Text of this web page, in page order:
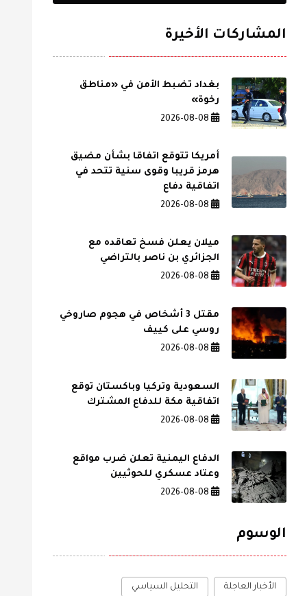
المشاركات الأخيرة
بغداد تضبط الأمن في «مناطق
رخوة»
أمريكا تتوقع اتفاقا بشأن مضيق
هرمز قريبا وقوى سنية تتحد في
اتفاقية دفاع
ميلان يعلن فسخ تعاقده مع
الجزائري بن ناصر بالتراضي
مقتل 3 أشخاص في هجوم صاروخي
روسي على كييف
السعودية وتركيا وباكستان توقع
اتفاقية مكة للدفاع المشترك
الدفاع اليمنية تعلن ضرب مواقع
وعتاد عسكري للحوثيين
الوسوم
الأخبار العاجلة التحليل السياسي